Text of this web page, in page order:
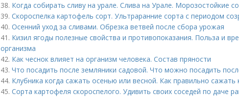
38. Когда собирать сливу на урале. Слива на Урале. Морозостойкие
39. Скороспелка картофель сорт. Ультраранние сорта с периодом
40. Осенний уход за сливами. Обрезка ветвей после сбора урожая
41. Кизил ягоды полезные свойства и противопоказания. Польза и
организма
42. Как чеснок влияет на организм человека. Состав пряности
43. Что посадить после земляники садовой. Что можно посадить
44. Клубника когда сажать осенью или весной. Как правильно сажать
45. Сорта картофеля скороспелого. Удивить своих соседей по даче